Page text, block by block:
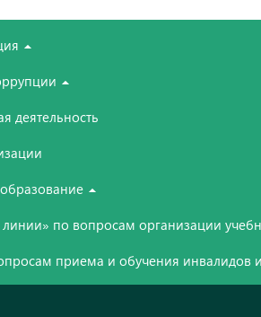
деятельность
по вопросам организации
приема и обучения инвалидов